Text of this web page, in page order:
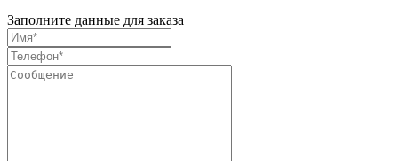
Заполните данные для заказа